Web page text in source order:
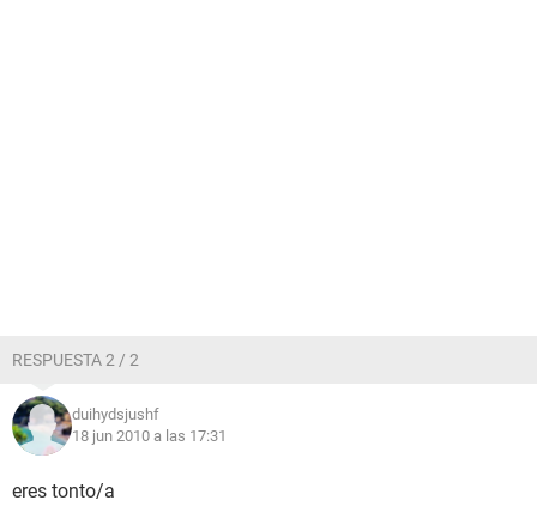
RESPUESTA 2 / 2
duihydsjushf
18 jun 2010 a las 17:31
eres tonto/a